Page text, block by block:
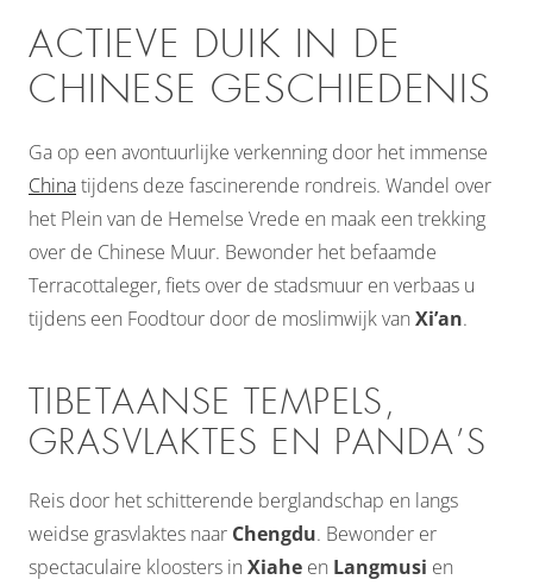
ACTIEVE DUIK IN DE
CHINESE GESCHIEDENIS
Ga op een avontuurlijke verkenning door het immense
Chinatijdens deze fascinerende rondreis. Wandel over
het Plein van de Hemelse Vrede en maak een trekking
over de Chinese Muur. Bewonder het befaamde
Terracottaleger, fiets over de stadsmuur en verbaas u
tijdens een Foodtour door de moslimwijk van Xi’an.
TIBETAANSE TEMPELS,
GRASVLAKTES EN PANDA’S
Reis door het schitterende berglandschap en langs
weidse grasvlaktes naar Chengdu. Bewonder er
spectaculaire kloosters in Xiahe en Langmusi en